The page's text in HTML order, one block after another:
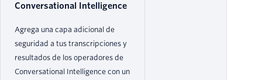
Conversational Intelligence
Agrega una capa adicional de
seguridad a tus transcripciones y
resultados de los operadores de
Conversational Intelligence con un